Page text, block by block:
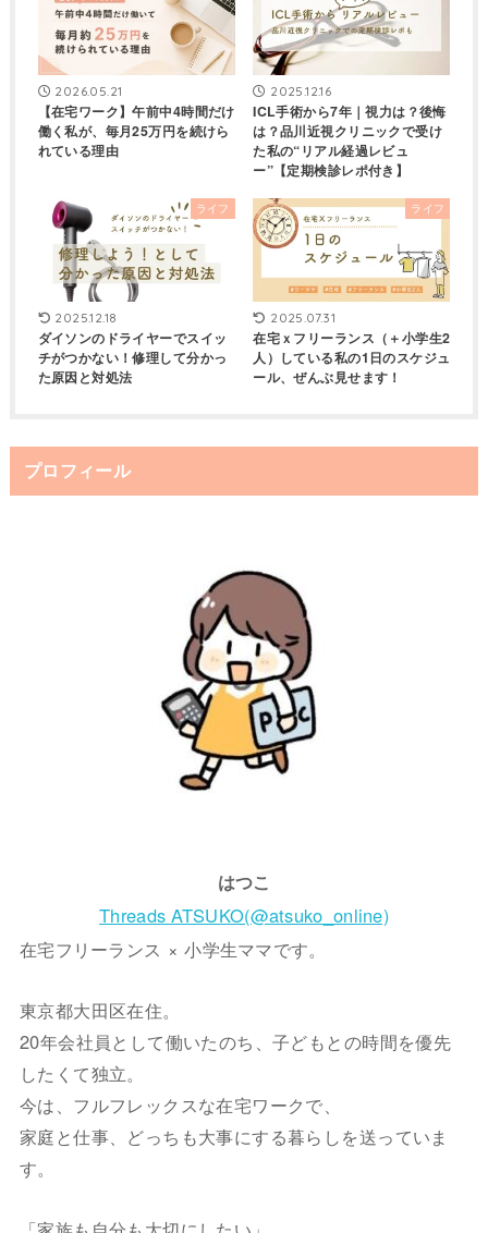
2026.05.21
【在宅ワーク】午前中4時間だけ
働く私が、毎月25万円を続けら
れている理由
2025.12.16
ICL手術から7年｜視力は？後悔
は？品川近視クリニックで受け
た私の“リアル経過レビュ
ー”【定期検診レポ付き】
ライフ
2025.12.18
ダイソンのドライヤーでスイッ
チがつかない！修理して分かっ
た原因と対処法
ライフ
2025.07.31
在宅ｘフリーランス（＋小学生2
人）している私の1日のスケジュ
ール、ぜんぶ見せます！
プロフィール
はつこ
Threads ATSUKO(@atsuko_online)
在宅フリーランス × 小学生ママです。
東京都大田区在住。
20年会社員として働いたのち、子どもとの時間を優先
したくて独立。
今は、フルフレックスな在宅ワークで、
家庭と仕事、どっちも大事にする暮らしを送っていま
す。